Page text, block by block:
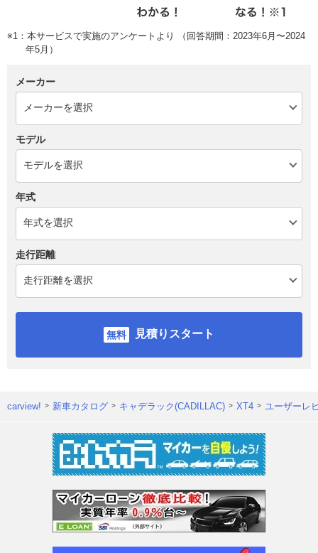
※1：本サービスで実施のアンケートより （回答期間：2023年6月〜2024
年5月）
メーカー
モデル
年式
走行距離
見積りスタート
carview! 新車カタログ キャデラック(CADILLAC) XT4 ユーザーレ